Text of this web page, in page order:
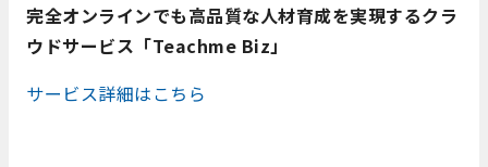
完全オンラインでも高品質な人材育成を実現するクラ
ウドサービス「Teachme Biz」
サービス詳細はこちら